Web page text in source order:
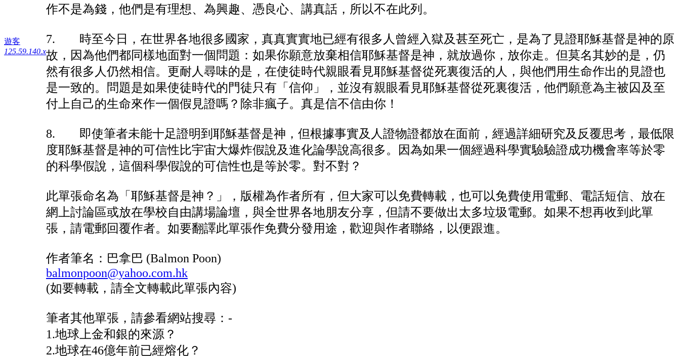
遊客
125.59.140.x
作不是為錢，他們是有理想、為興趣、憑良心、講真話，所以不在此列。
7. 時至今日，在世界各地很多國家，真真實實地已經有很多人曾經入獄及甚至死亡，是為了見證耶穌基督是神的原
故，因為他們都同樣地面對一個問題：如果你願意放棄相信耶穌基督是神，就放過你，放你走。但莫名其妙的是，仍
然有很多人仍然相信。更耐人尋味的是，在使徒時代親眼看見耶穌基督從死裏復活的人，與他們用生命作出的見證也
是一致的。問題是如果使徒時代的門徒只有「信仰」，並沒有親眼看見耶穌基督從死裏復活，他們願意為主被囚及至
付上自己的生命來作一個假見證嗎？除非瘋子。真是信不信由你！
8. 即使筆者未能十足證明到耶穌基督是神，但根據事實及人證物證都放在面前，經過詳細研究及反覆思考，最低限
度耶穌基督是神的可信性比宇宙大爆炸假說及進化論學說高很多。因為如果一個經過科學實驗驗證成功機會率等於零
的科學假說，這個科學假說的可信性也是等於零。對不對？
此單張命名為「耶穌基督是神？」，版權為作者所有，但大家可以免費轉載，也可以免費使用電郵、電話短信、放在
網上討論區或放在學校自由講場論壇，與全世界各地朋友分享，但請不要做出太多垃圾電郵。如果不想再收到此單
張，請電郵回覆作者。如要翻譯此單張作免費分發用途，歡迎與作者聯絡，以便跟進。
作者筆名：巴拿巴 (Balmon Poon)
balmonpoon@yahoo.com.hk
(如要轉載，請全文轉載此單張內容)
筆者其他單張，請參看網站搜尋：-
1.地球上金和銀的來源？
2.地球在46億年前已經熔化？